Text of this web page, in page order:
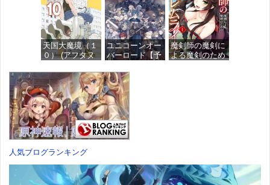
ック製 塗装済
み完成品フィギ
ュア
価格：¥4,676
ル
価格：¥1,949
価格：¥13,115
天国大魔境（１
０） (アフタヌ
ス)
価格：¥759
ユニコーンオー
バーロード【予
DLC「アトラス
×ヴァニラウェ
ア 紋章セッ
ト」 同梱 -
Switch
価格：¥7,182
魔剣師の魔剣に
よる魔剣のため
人気ブログランキング